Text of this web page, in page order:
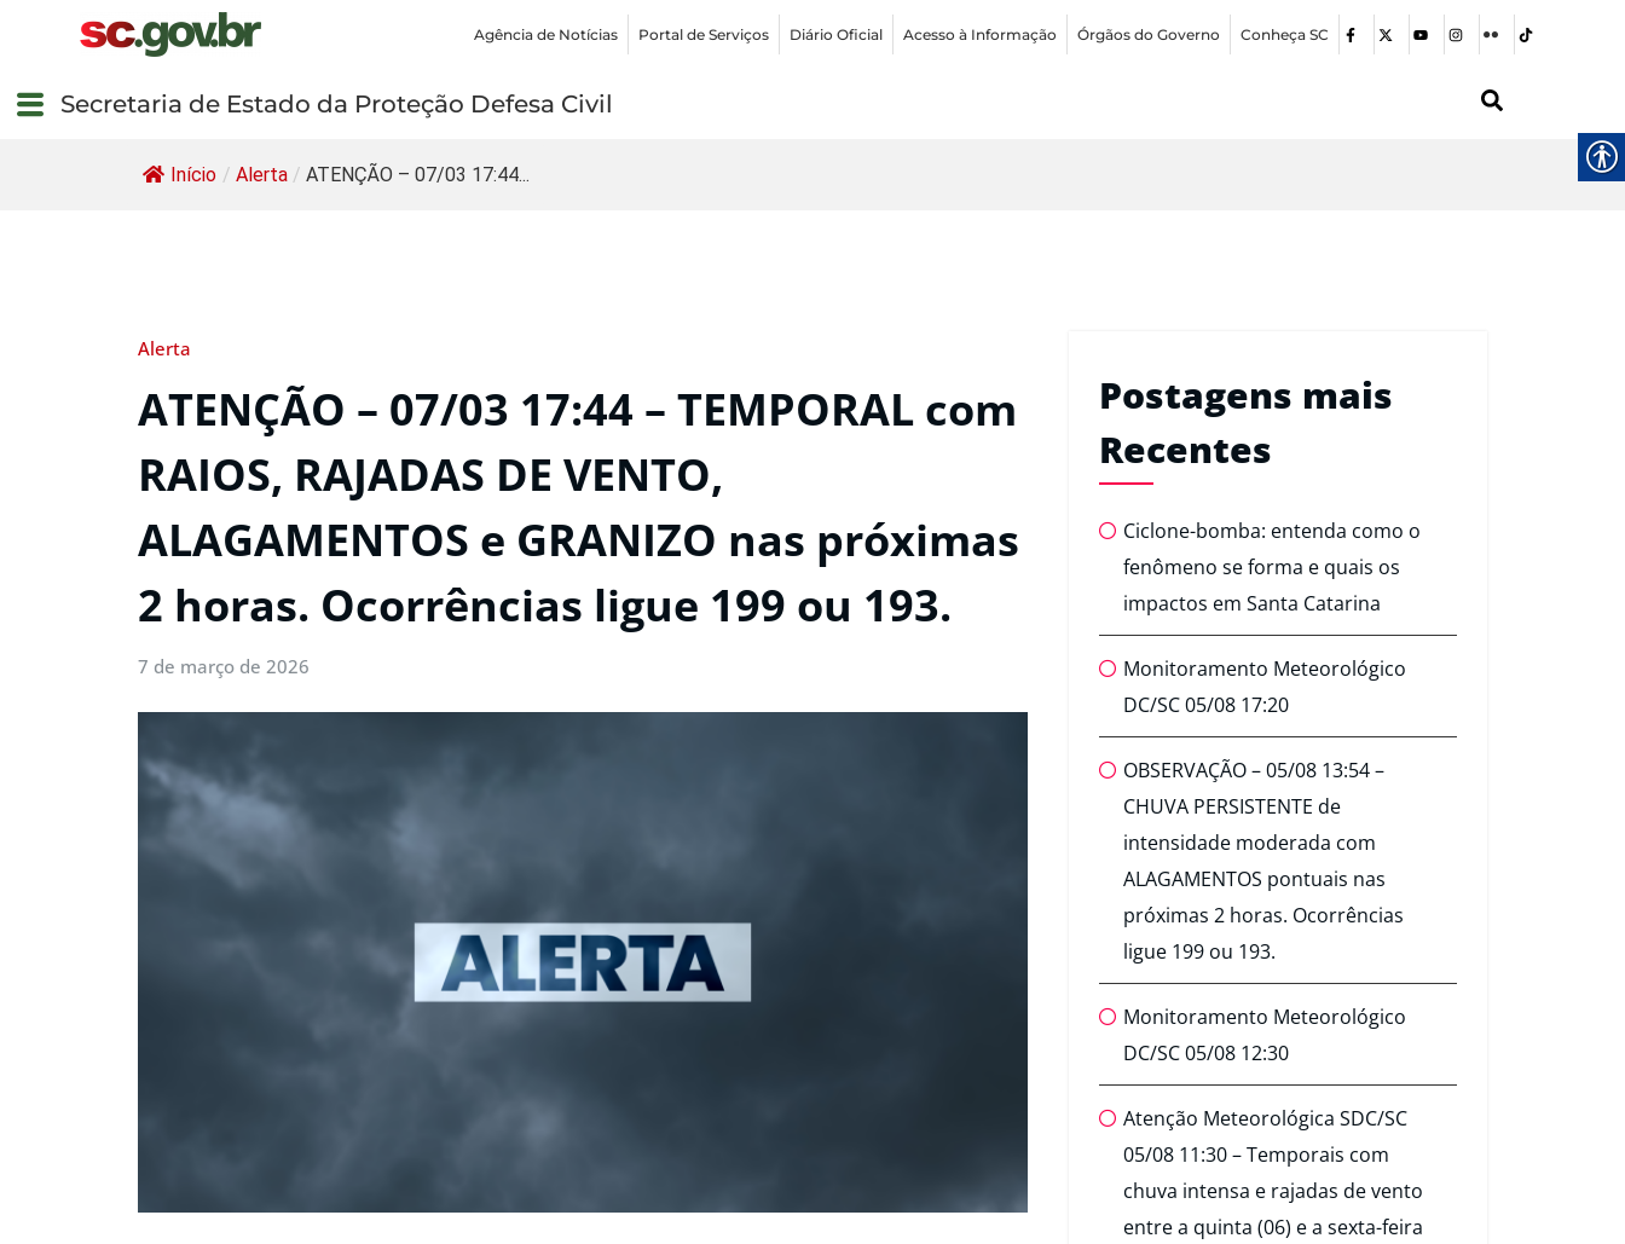
Agência de Notícias Portal de Serviços Diário Oficial Acesso à Informação Órgãos do Governo Conheça SC
Secretaria de Estado da Proteção Defesa Civil
Início / Alerta / ATENÇÃO – 07/03 17:44...
Alerta
ATENÇÃO – 07/03 17:44 – TEMPORAL com
RAIOS, RAJADAS DE VENTO,
ALAGAMENTOS e GRANIZO nas próximas
2 horas. Ocorrências ligue 199 ou 193.
7 de março de 2026
Postagens mais
Recentes
Ciclone-bomba: entenda como o
fenômeno se forma e quais os
impactos em Santa Catarina
Monitoramento Meteorológico
DC/SC 05/08 17:20
OBSERVAÇÃO – 05/08 13:54 –
CHUVA PERSISTENTE de
intensidade moderada com
ALAGAMENTOS pontuais nas
próximas 2 horas. Ocorrências
ligue 199 ou 193.
Monitoramento Meteorológico
DC/SC 05/08 12:30
Atenção Meteorológica SDC/SC
05/08 11:30 – Temporais com
chuva intensa e rajadas de vento
entre a quinta (06) e a sexta-feira